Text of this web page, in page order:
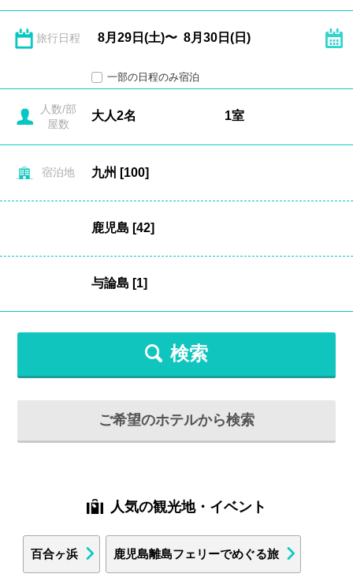
旅行日程
一部の日程のみ宿泊
人数/部
屋数
宿泊地
検索
ご希望のホテルから検索
人気の観光地・イベント
百合ヶ浜 鹿児島離島フェリーでめぐる旅